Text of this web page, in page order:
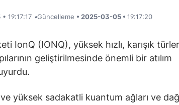
• 19:17:17 •Güncelleme • 2025-03-05 • 19:17:20
IonQ (IONQ), yüksek hızlı, karışık türler
geliştirilmesinde önemli bir atılım
yüksek sadakatli kuantum ağları ve